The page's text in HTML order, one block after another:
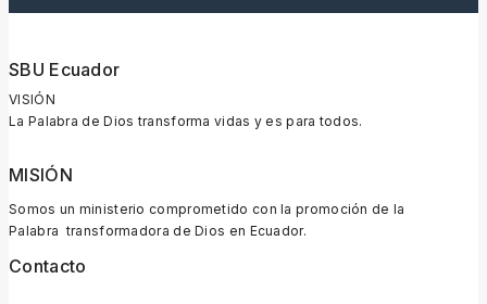
SBU Ecuador
VISIÓN
La Palabra de Dios transforma vidas y es para todos.
MISIÓN
Somos un ministerio comprometido con la promoción de la
Palabra transformadora de Dios en Ecuador.
Contacto